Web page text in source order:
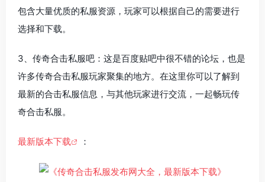
包含大量优质的私服资源，玩家可以根据自己的需要进行
选择和下载。
3、传奇合击私服吧：这是百度贴吧中很不错的论坛，也是
许多传奇合击私服玩家聚集的地方。在这里你可以了解到
最新的合击私服信息，与其他玩家进行交流，一起畅玩传
奇合击私服。
最新版本下载 ：